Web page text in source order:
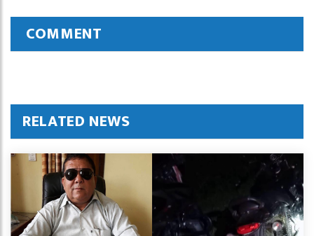
COMMENT
RELATED NEWS